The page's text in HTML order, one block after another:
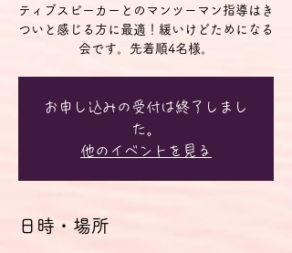
ティブスピーカーとのマンツーマン指導はき
ついと感じる方に最適！緩いけどためになる
会です。先着順4名様。
お申し込みの受付は終了しまし
た。
他のイベントを見る
日時・場所